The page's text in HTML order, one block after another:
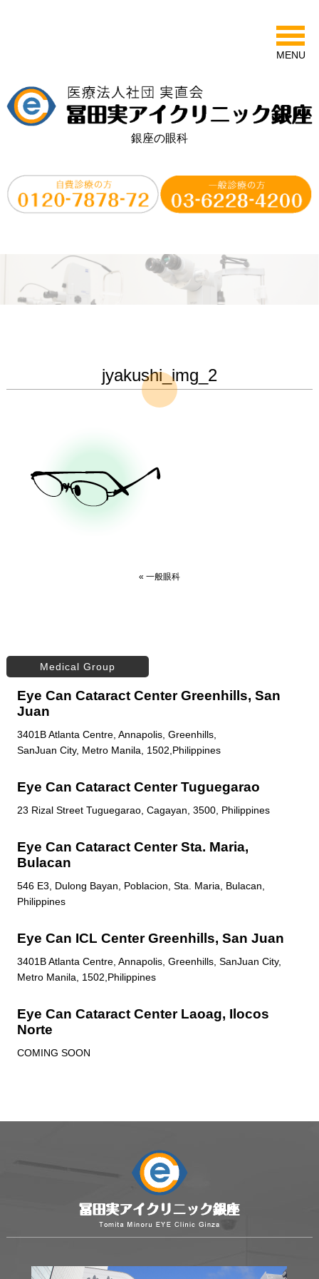
銀座の眼科
MENU
jyakushi_img_2
« 一般眼科
Medical Group
Eye Can Cataract Center Greenhills, San
Juan
3401B Atlanta Centre, Annapolis, Greenhills,
SanJuan City, Metro Manila, 1502,Philippines
Eye Can Cataract Center Tuguegarao
23 Rizal Street Tuguegarao, Cagayan, 3500, Philippines
Eye Can Cataract Center Sta. Maria,
Bulacan
546 E3, Dulong Bayan, Poblacion, Sta. Maria, Bulacan,
Philippines
Eye Can ICL Center Greenhills, San Juan
3401B Atlanta Centre, Annapolis, Greenhills, SanJuan City,
Metro Manila, 1502,Philippines
Eye Can Cataract Center Laoag, Ilocos
Norte
COMING SOON